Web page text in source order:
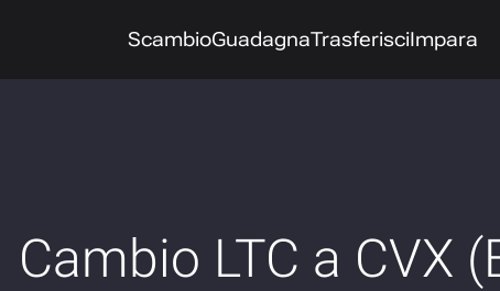
ScambioGuadagnaTrasferisciImpara
Cambio LTC a CVX